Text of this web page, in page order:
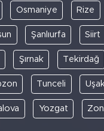
Osmaniye Rize
Şanlıurfa Siirt
Şırnak Tekirdağ
Tunceli
Yozgat